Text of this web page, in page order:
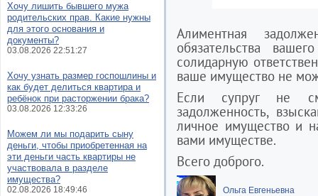
Алиментная
обязательства
солидарную
ваше имущество не
Если супруг не
задолженность,
личное имущество и
вами имуществе.
Всего доброго.
Ольга Евгеньевна
Хочу лишить бывшего мужа
родительских прав. Какие нужны
для этого основания и
документы?
03.08.2026 22:51:27
Хочу узнать размер госпошлины и
как будет делиться квартира и
ребёнок при расторжении брака?
03.08.2026 12:33:26
Можем ли мы подарить сыну
деньги, чтобы приобретенная на
эти деньги часть квартиры не
участвовала в разделе
имущества?
02.08.2026 18:49:46